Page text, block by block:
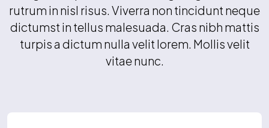
rutrum in nisl risus. Viverra non tincidunt neque
dictumst in tellus malesuada. Cras nibh mattis
turpis a dictum nulla velit lorem. Mollis velit
vitae nunc.